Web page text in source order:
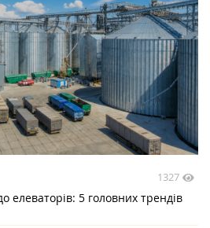
1327
елеваторів: 5 головних трендів